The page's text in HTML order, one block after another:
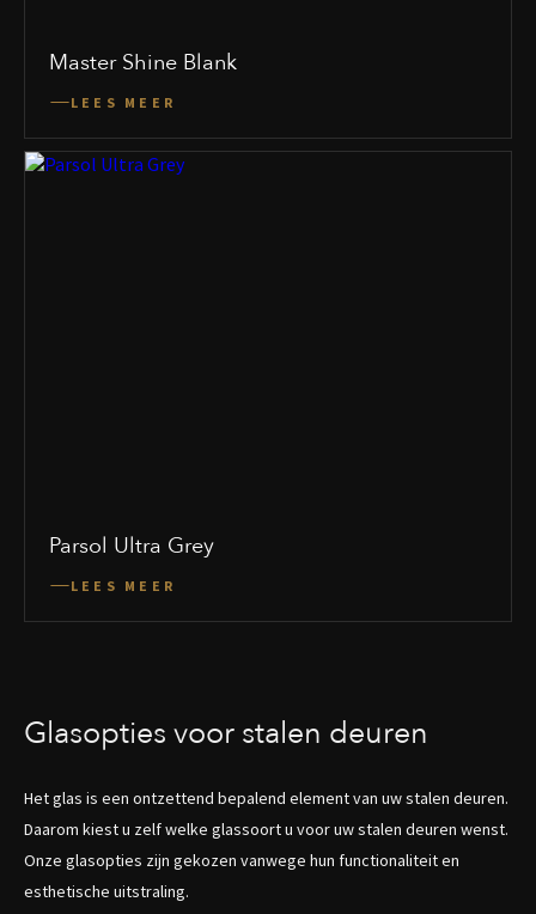
Master Shine Blank
LEES MEER
Parsol Ultra Grey
LEES MEER
Glasopties voor stalen deuren
Het glas is een ontzettend bepalend element van uw stalen deuren.
Daarom kiest u zelf welke glassoort u voor uw stalen deuren wenst.
Onze glasopties zijn gekozen vanwege hun functionaliteit en
esthetische uitstraling.